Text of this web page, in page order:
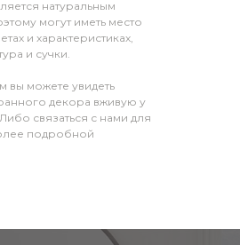
натуральным
могут иметь место
и характеристиках,
и сучки.
вы можете увидеть
декора вживую у
связаться с нами для
подробной